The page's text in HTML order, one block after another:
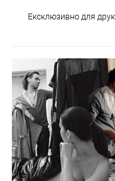
Ексклюзивно для